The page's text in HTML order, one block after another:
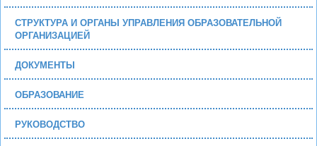
СТРУКТУРА И ОРГАНЫ УПРАВЛЕНИЯ ОБРАЗОВАТЕЛЬНОЙ
ОРГАНИЗАЦИЕЙ
ДОКУМЕНТЫ
ОБРАЗОВАНИЕ
РУКОВОДСТВО